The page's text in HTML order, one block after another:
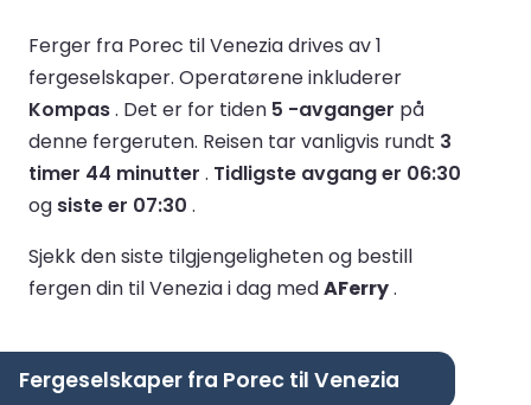
Ferger fra Porec til Venezia drives av 1
fergeselskaper. Operatørene inkluderer
Kompas. Det er for tiden 5 -avganger på
denne fergeruten. Reisen tar vanligvis rundt 3
timer 44 minutter . Tidligste avgang er 06:30
og siste er 07:30 .
Sjekk den siste tilgjengeligheten og bestill
fergen din til Venezia i dag medAFerry.
Fergeselskaper fra Porec til Venezia